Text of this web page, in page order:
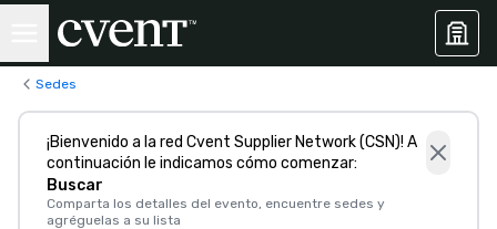
Sedes
¡Bienvenido a la red Cvent Supplier Network (CSN)! A
continuación le indicamos cómo comenzar:
Buscar
Comparta los detalles del evento, encuentre sedes y
agréguelas a su lista